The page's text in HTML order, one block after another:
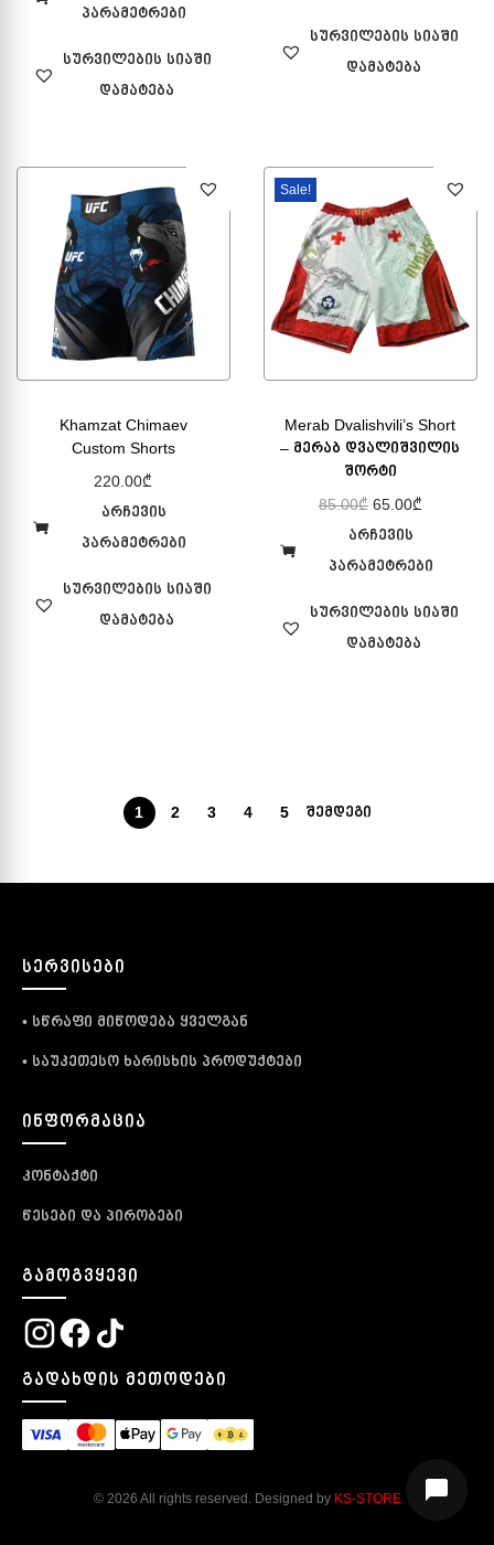
პარამეტრები
სურვილების სიაში
დამატება
სურვილების სიაში
დამატება
Khamzat Chimaev
Custom Shorts
220.00₾
არჩევის
პარამეტრები
სურვილების სიაში
დამატება
Sale!
Merab Dvalishvili’s Short
– მერაბ დვალიშვილის
შორტი
85.00₾ 65.00₾
არჩევის
პარამეტრები
სურვილების სიაში
დამატება
1 2 3 4 5 ᲨᲔᲛᲓᲔᲒᲘ
ᲡᲔᲠᲕᲘᲡᲔᲑᲘ
• სწრაფი მიწოდება ყველგან
• საუკეთესო ხარისხის პროდუქტები
ᲘᲜᲤᲝᲠᲛᲐᲪᲘᲐ
კონტაქტი
წესები და პირობები
ᲒᲐᲛᲝᲒᲕᲧᲔᲕᲘ
ᲒᲐᲓᲐᲮᲓᲘᲡ ᲛᲔᲗᲝᲓᲔᲑᲘ
© 2026 All rights reserved. Designed by KS-STORE